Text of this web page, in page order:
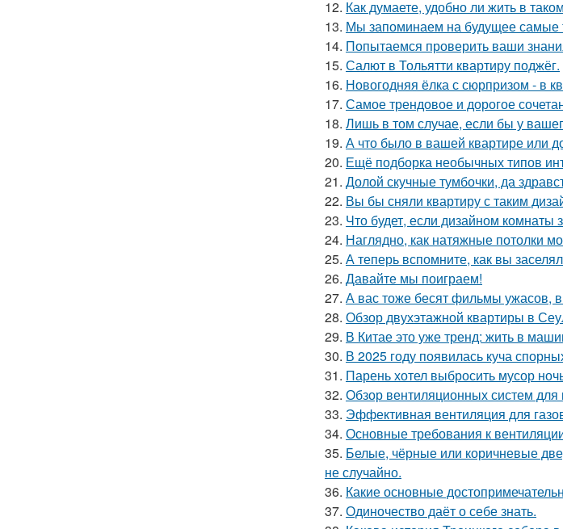
12. Как думаете, удобно ли жить в
13. Мы запоминаем на будущее самые
14. Попытаемся проверить ваши
15. Салют в Тольятти квартиру поджёг.
16. Новогодняя ёлка с сюрпризом - в
17. Самое трендовое и дорогое
18. Лишь в том случае, если бы у
19. А что было в вашей квартире или
20. Ещё подборка необычных типов
21. Долой скучные тумбочки, да
22. Вы бы сняли квартиру с таким
23. Что будет, если дизайном комнаты
24. Наглядно, как натяжные потолки
25. А теперь вспомните, как вы
26. Давайте мы поиграем!
27. А вас тоже бесят фильмы ужасов,
28. Обзор двухэтажной квартиры в
29. В Китае это уже тренд: жить в
30. В 2025 году появилась куча
31. Парень хотел выбросить мусор
32. Обзор вентиляционных систем для
33. Эффективная вентиляция для
34. Основные требования к
35. Белые, чёрные или коричневые
не случайно.
36. Какие основные
37. Одиночество даёт о себе знать.